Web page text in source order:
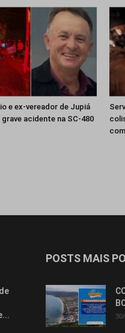
e ex-vereador de Jupiá
grave acidente na SC-480
POSTS MAIS